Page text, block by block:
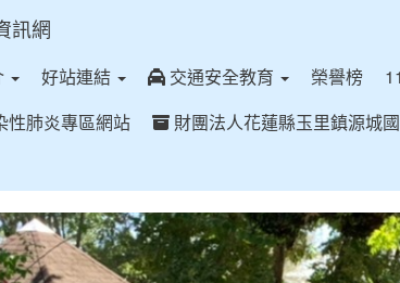
訊網
設定好站連結 交通安全教育 榮譽榜
性肺炎專區網站
財團法人花蓮縣玉里鎮源城